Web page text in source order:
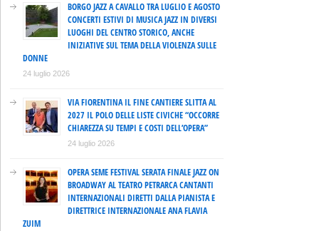
BORGO JAZZ A CAVALLO TRA LUGLIO E AGOSTO
CONCERTI ESTIVI DI MUSICA JAZZ IN DIVERSI
LUOGHI DEL CENTRO STORICO, ANCHE
INIZIATIVE SUL TEMA DELLA VIOLENZA SULLE
DONNE
24 luglio 2026
VIA FIORENTINA IL FINE CANTIERE SLITTA AL
2027 IL POLO DELLE LISTE CIVICHE “OCCORRE
CHIAREZZA SU TEMPI E COSTI DELL’OPERA”
24 luglio 2026
OPERA SEME FESTIVAL SERATA FINALE JAZZ ON
BROADWAY AL TEATRO PETRARCA CANTANTI
INTERNAZIONALI DIRETTI DALLA PIANISTA E
DIRETTRICE INTERNAZIONALE ANA FLAVIA
ZUIM